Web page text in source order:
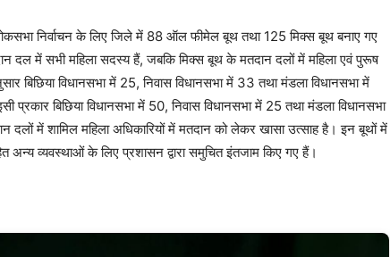
निर्वाचन के लिए जिले में 88 ऑल फीमेल बूथ तथा 125 मिक्स बूथ बनाए गए
में सभी महिला सदस्य हैं, जबकि मिक्स बूथ के मतदान दलों में महिला एवं पुरूष
बिछिया विधानसभा में 25, निवास विधानसभा में 33 तथा मंडला विधानसभा में
बिछिया विधानसभा में 50, निवास विधानसभा में 25 तथा मंडला विधानसभा
दलों में शामिल महिला अधिकारियों में मतदान को लेकर खासा उत्साह है। इन बूथों में
अन्य व्यवस्थाओं के लिए प्रशासन द्वारा समुचित इंतजाम किए गए हैं।